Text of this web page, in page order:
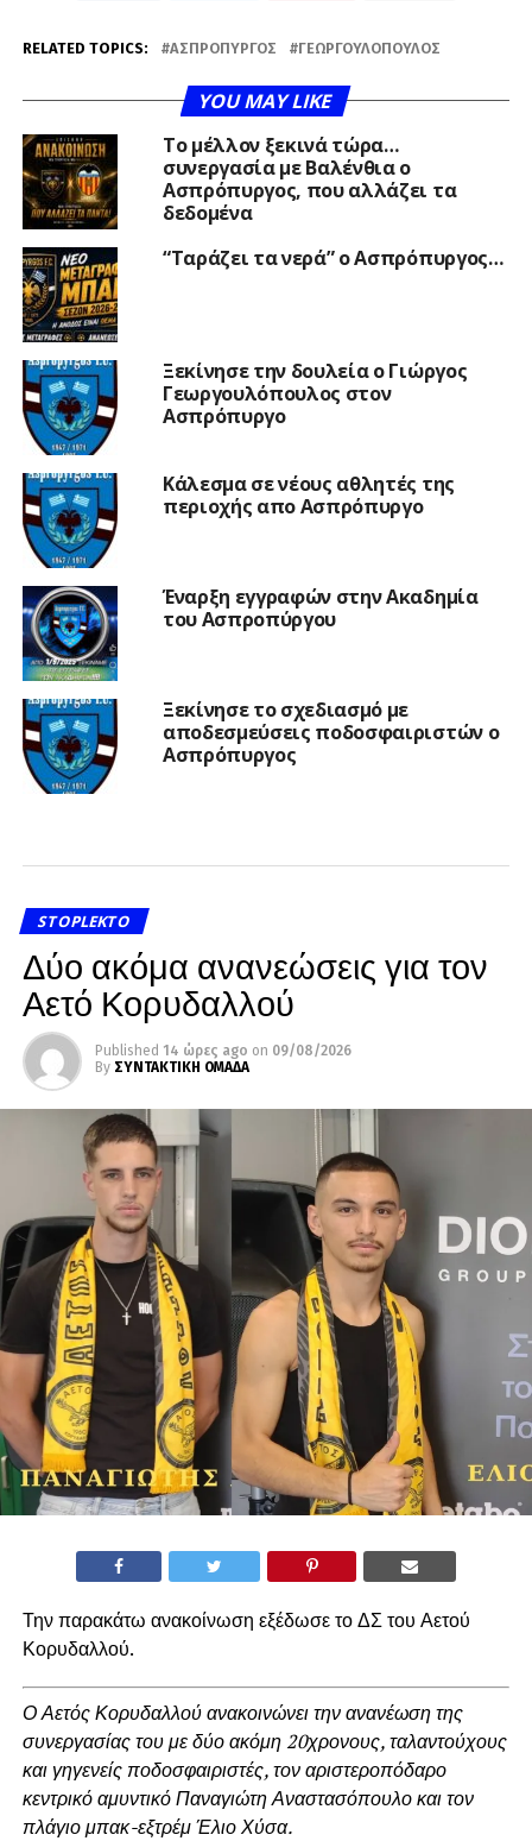
RELATED TOPICS: ΑΣΠΡΌΠΥΡΓΟΣ ΓΕΩΡΓΟΥΛΌΠΟΥΛΟΣ
YOU MAY LIKE
Το μέλλον ξεκινά τώρα…
συνεργασία με Βαλένθια ο
Ασπρόπυργος, που αλλάζει τα
δεδομένα
“Ταράζει τα νερά” ο Ασπρόπυργος…
Ξεκίνησε την δουλεία ο Γιώργος
Γεωργουλόπουλος στον
Ασπρόπυργο
Κάλεσμα σε νέους αθλητές της
περιοχής απο Ασπρόπυργο
Έναρξη εγγραφών στην Ακαδημία
του Ασπροπύργου
Ξεκίνησε το σχεδιασμό με
αποδεσμεύσεις ποδοσφαιριστών ο
Ασπρόπυργος
STOPLEKTO
Δύο ακόμα ανανεώσεις για τον
Αετό Κορυδαλλού
Published 14 ώρες ago on 09/08/2026
By ΣΥΝΤΑΚΤΙΚΗ ΟΜΑΔΑ
Την παρακάτω ανακοίνωση εξέδωσε το ΔΣ του Αετού
Κορυδαλλού.
Ο Αετός Κορυδαλλού ανακοινώνει την ανανέωση της
συνεργασίας του με δύο ακόμη 20χρονους, ταλαντούχους
και γηγενείς ποδοσφαιριστές, τον αριστεροπόδαρο
κεντρικό αμυντικό Παναγιώτη Αναστασόπουλο και τον
πλάγιο μπακ-εξτρέμ Έλιο Χύσα.